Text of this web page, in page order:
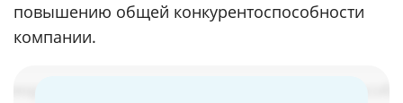
повышению общей конкурентоспособности
компании.